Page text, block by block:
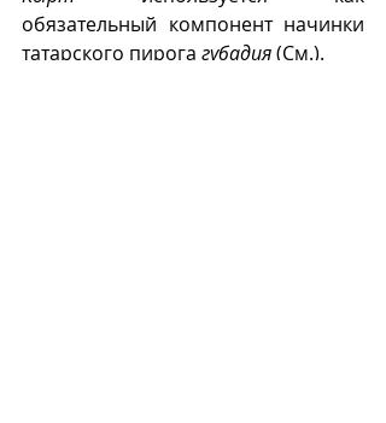
обязательный компонент начинки
татарского пирога губадия (См.).